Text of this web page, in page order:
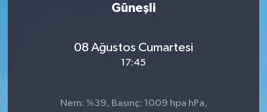
Güneşli
08 Ağustos Cumartesi
17:45
Nem: %39, Basınç: 1009 hpa hPa,